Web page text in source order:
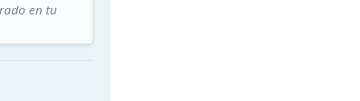
en tu